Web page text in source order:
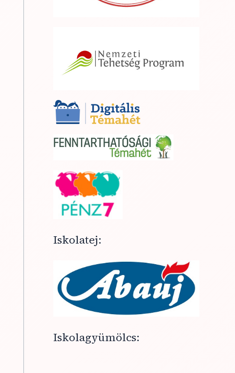
Iskolatej:
Iskolagyümölcs: